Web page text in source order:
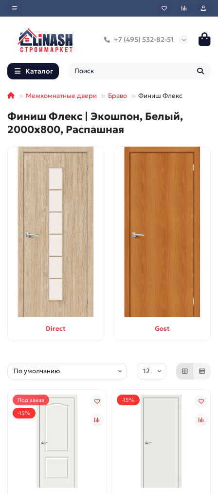
+7 (495) 532-82-51
Каталог
Межкомнатные двери Браво Финиш Флекс
Финиш Флекс | Экошпон, Белый,
2000x800, Распашная
Direct Gost
Под заказ
-15%
-15%